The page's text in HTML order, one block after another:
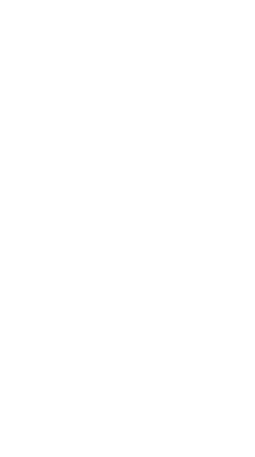
si vybere dle svých chutí. Pláž